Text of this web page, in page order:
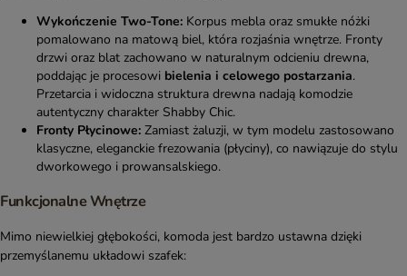
Wykończenie Two-Tone: Korpus mebla oraz smukłe nóżki
pomalowano na matową biel, która rozjaśnia wnętrze. Fronty
drzwi oraz blat zachowano w naturalnym odcieniu drewna,
poddając je procesowi bielenia i celowego postarzania.
Przetarcia i widoczna struktura drewna nadają komodzie
autentyczny charakter Shabby Chic.
Fronty Płycinowe: Zamiast żaluzji, w tym modelu zastosowano
klasyczne, eleganckie frezowania (płyciny), co nawiązuje do stylu
dworkowego i prowansalskiego.
Funkcjonalne Wnętrze
Mimo niewielkiej głębokości, komoda jest bardzo ustawna dzięki
przemyślanemu układowi szafek: